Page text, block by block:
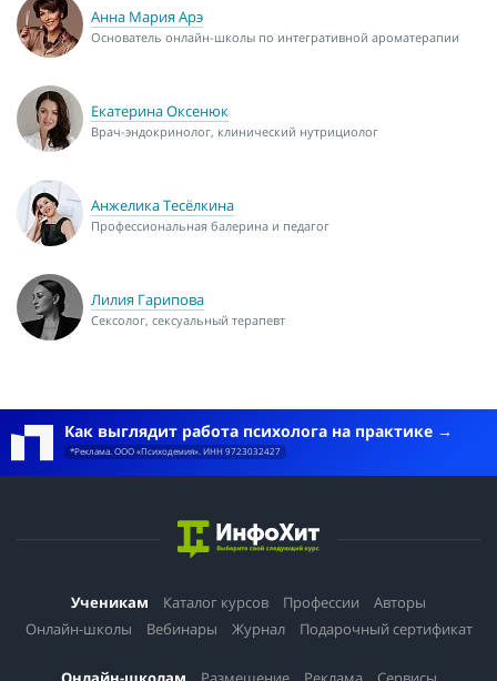
Анна Мария Арэ
Основатель онлайн-школы по интегративной ароматерапии
Екатерина Оксенюк
Врач-эндокринолог, клинический нутрициолог
Анжелика Тесёлкина
Профессиональная балерина и педагог
Лилия Гарипова
Сексолог, сексуальный терапевт
Как выглядит работа психолога на практике
*Реклама. ООО «Психодемия». ИНН 9723032427
Ученикам Каталог курсов Профессии
Авторы
Онлайн-школы
Вебинары Журнал Подарочный сертификат